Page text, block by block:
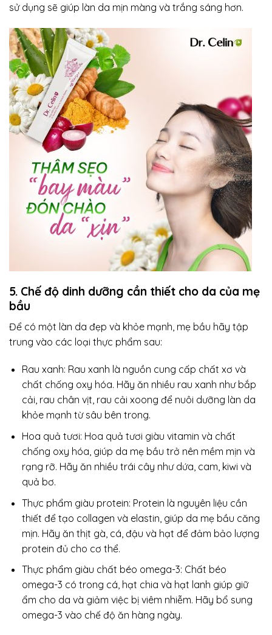
sử dụng sẽ giúp làn da mịn màng và trắng sáng hơn.
5. Chế độ dinh dưỡng cần thiết cho da của mẹ
bầu
Để có một làn da đẹp và khỏe mạnh, mẹ bầu hãy tập
trung vào các loại thực phẩm sau:
Rau xanh: Rau xanh là nguồn cung cấp chất xơ và
chất chống oxy hóa. Hãy ăn nhiều rau xanh như bắp
cải, rau chân vịt, rau cải xoong để nuôi dưỡng làn da
khỏe mạnh từ sâu bên trong.
Hoa quả tươi: Hoa quả tươi giàu vitamin và chất
chống oxy hóa, giúp da mẹ bầu trở nên mềm mịn và
rạng rỡ. Hãy ăn nhiều trái cây như dứa, cam, kiwi và
quả bơ.
Thực phẩm giàu protein: Protein là nguyên liệu cần
thiết để tạo collagen và elastin, giúp da mẹ bầu căng
mịn. Hãy ăn thịt gà, cá, đậu và hạt để đảm bảo lượng
protein đủ cho cơ thể.
Thực phẩm giàu chất béo omega-3: Chất béo
omega-3 có trong cá, hạt chia và hạt lanh giúp giữ
ẩm cho da và giảm việc bị viêm nhiễm. Hãy bổ sung
omega-3 vào chế độ ăn hàng ngày.